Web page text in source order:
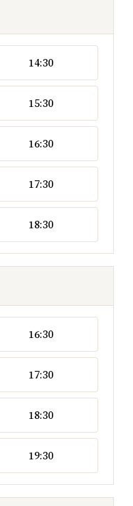
14:30
15:30
16:30
17:30
18:30
16:30
17:30
18:30
19:30